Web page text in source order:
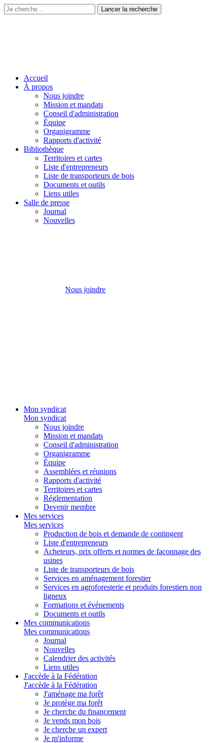
Accueil
À propos
Nous joindre
Mission et mandats
Conseil d'administration
Équipe
Organigramme
Rapports d'activité
Bibliothèque
Territoires et cartes
Liste d'entrepreneurs
Liste de transporteurs de bois
Documents et outils
Liens utiles
Salle de presse
Journal
Nouvelles
Nous joindre
Mon syndicat
Mon syndicat
Nous joindre
Mission et mandats
Conseil d'administration
Organigramme
Équipe
Assemblées et réunions
Rapports d'activité
Territoires et cartes
Réglementation
Devenir membre
Mes services
Mes services
Production de bois et demande de contingent
Liste d'entrepreneurs
Acheteurs, prix offerts et normes de façonnage des
usines
Liste de transporteurs de bois
Services en aménagement forestier
Services en agroforesterie et produits forestiers non
ligneux
Formations et événements
Documents et outils
Mes communications
Mes communications
Journal
Nouvelles
Calendrier des activités
Liens utiles
J'accède à la Fédération
J'accède à la Fédération
J'aménage ma forêt
Je protège ma forêt
Je cherche du financement
Je vends mon bois
Je cherche un expert
Je m'informe